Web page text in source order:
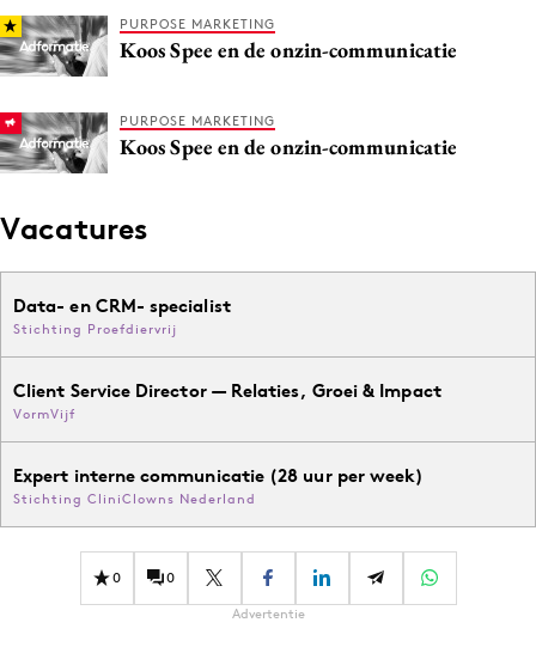
PURPOSE MARKETING
Koos Spee en de onzin-communicatie
PURPOSE MARKETING
Koos Spee en de onzin-communicatie
Vacatures
Data- en CRM- specialist
Stichting Proefdiervrij
Client Service Director — Relaties, Groei & Impact
VormVijf
Expert interne communicatie (28 uur per week)
Stichting CliniClowns Nederland
0 0
Advertentie